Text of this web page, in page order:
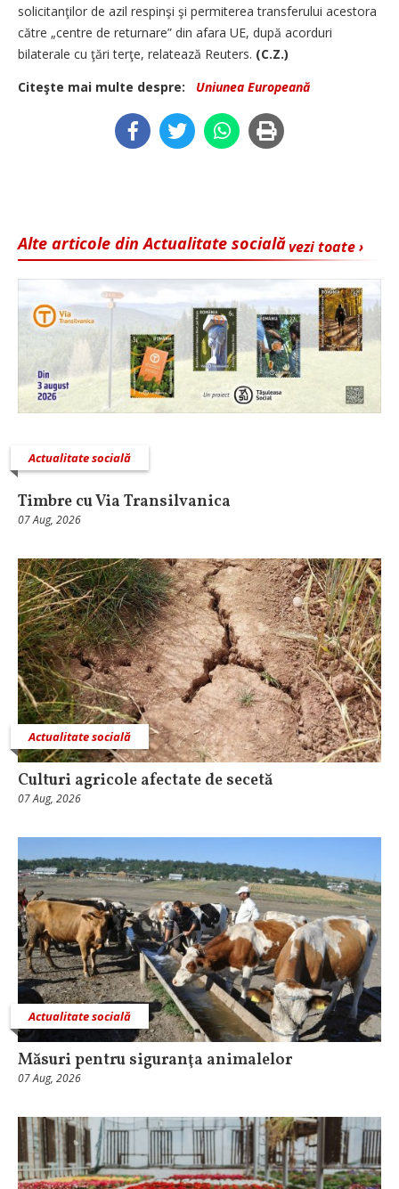
solicitanţilor de azil respinşi şi permiterea transferului acestora
către „centre de returnare” din afara UE, după acorduri
bilaterale cu ţări terţe, relatează Reuters. (C.Z.)
Citeşte mai multe despre:
Uniunea Europeană
vezi toate ›
Alte articole din Actualitate socială
Actualitate socială
Timbre cu Via Transilvanica
07 Aug, 2026
Actualitate socială
Culturi agricole afectate de secetă
07 Aug, 2026
Actualitate socială
Măsuri pentru siguranţa animalelor
07 Aug, 2026